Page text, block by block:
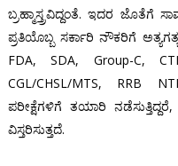
ಬ್ರಹ್ಮಾಸ್ತ್ರವಿದ್ದಂತೆ. ಇದರ ಜೊತೆಗೆ
ಪ್ರತಿಯೊಬ್ಬ ಸರ್ಕಾರಿ ನೌಕರಿಗೆ
FDA, SDA, Group-C,
CGL/CHSL/MTS, RRB
ಪರೀಕ್ಷೆಗಳಿಗೆ ತಯಾರಿ
ವಿಸ್ತರಿಸುತ್ತದೆ.